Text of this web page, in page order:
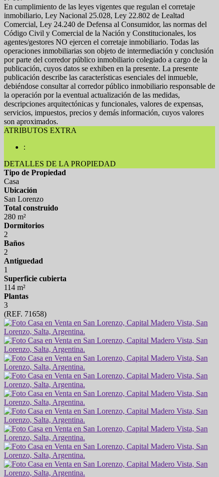
En cumplimiento de las leyes vigentes que regulan el corretaje
inmobiliario, Ley Nacional 25.028, Ley 22.802 de Lealtad
Comercial, Ley 24.240 de Defensa al Consumidor, las normas del
Código Civil y Comercial de la Nación y Constitucionales, los
agentes/gestores NO ejercen el corretaje inmobiliario. Todas las
operaciones inmobiliarias son objeto de intermediación y conclusión
por parte del corredor público inmobiliario colegiado a cargo de la
publicación, cuyos datos se exhiben en la presente. La presente
publicación describe las características esenciales del inmueble,
debiéndose consultar al corredor público inmobiliario responsable de
la operación por la eventual actualización de las medidas,
descripciones arquitectónicas y funcionales, valores de expensas,
servicios, impuestos, precios y demás información, cuyos valores
son aproximados.
ATRIBUTOS EXTRA
:
DETALLES DE LA PROPIEDAD
Tipo de Propiedad
Casa
Ubicación
San Lorenzo
Total construido
280 m²
Dormitorios
2
Baños
2
Antiguedad
1
Superficie cubierta
114 m²
Plantas
3
(REF. 71658)